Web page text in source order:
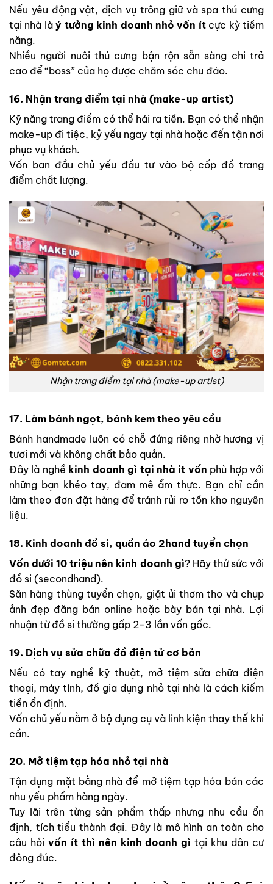
Nếu yêu động vật, dịch vụ trông giữ và spa thú cưng
tại nhà làý tưởng kinh doanh nhỏ vốn ítcực kỳ tiềm
năng.
Nhiều người nuôi thú cưng bận rộn sẵn sàng chi trả
cao để “boss” của họ được chăm sóc chu đáo.
16. Nhận trang điểm tại nhà (make-up artist)
Kỹ năng trang điểm có thể hái ra tiền. Bạn có thể nhận
make-up đi tiệc, kỷ yếu ngay tại nhà hoặc đến tận nơi
phục vụ khách.
Vốn ban đầu chủ yếu đầu tư vào bộ cốp đồ trang
điểm chất lượng.
Nhận trang điểm tại nhà (make-up artist)
17. Làm bánh ngọt, bánh kem theo yêu cầu
Bánh handmade luôn có chỗ đứng riêng nhờ hương vị
tươi mới và không chất bảo quản.
Đây là nghề kinh doanh gì tại nhà it vốn phù hợp với
những bạn khéo tay, đam mê ẩm thực. Bạn chỉ cần
làm theo đơn đặt hàng để tránh rủi ro tồn kho nguyên
liệu.
18. Kinh doanh đồ si, quần áo 2hand tuyển chọn
Vốn dưới 10 triệu nên kinh doanh gì? Hãy thử sức với
đồ si (secondhand).
Săn hàng thùng tuyển chọn, giặt ủi thơm tho và chụp
ảnh đẹp đăng bán online hoặc bày bán tại nhà. Lợi
nhuận từ đồ si thường gấp 2-3 lần vốn gốc.
19. Dịch vụ sửa chữa đồ điện tử cơ bản
Nếu có tay nghề kỹ thuật, mở tiệm sửa chữa điện
thoại, máy tính, đồ gia dụng nhỏ tại nhà là cách kiếm
tiền ổn định.
Vốn chủ yếu nằm ở bộ dụng cụ và linh kiện thay thế khi
cần.
20. Mở tiệm tạp hóa nhỏ tại nhà
Tận dụng mặt bằng nhà để mở tiệm tạp hóa bán các
nhu yếu phẩm hàng ngày.
Tuy lãi trên từng sản phẩm thấp nhưng nhu cầu ổn
định, tích tiểu thành đại. Đây là mô hình an toàn cho
câu hỏi vốn ít thì nên kinh doanh gì tại khu dân cư
đông đúc.